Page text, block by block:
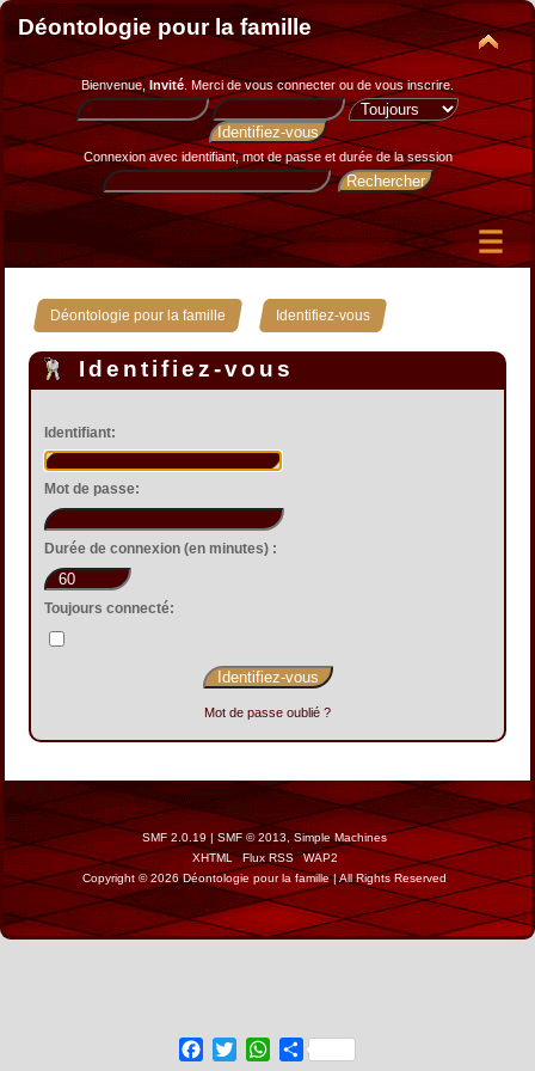
Déontologie pour la famille
Bienvenue, Invité. Merci devous connecter ou de vous inscrire.
Connexion avec identifiant, mot de passe et durée de la session
Déontologie pour la famille » Identifiez-vous
Identifiez-vous
Identifiant:
Mot de passe:
Durée de connexion (en minutes) :
Toujours connecté:
Mot de passe oublié ?
SMF 2.0.19|SMF © 2013 Simple Machines
XHTML
Flux RSS
WAP2
Copyright © 2026 Déontologie pour la famille | All Rights Reserved
Facebook
Twitter WhatsApp
Share